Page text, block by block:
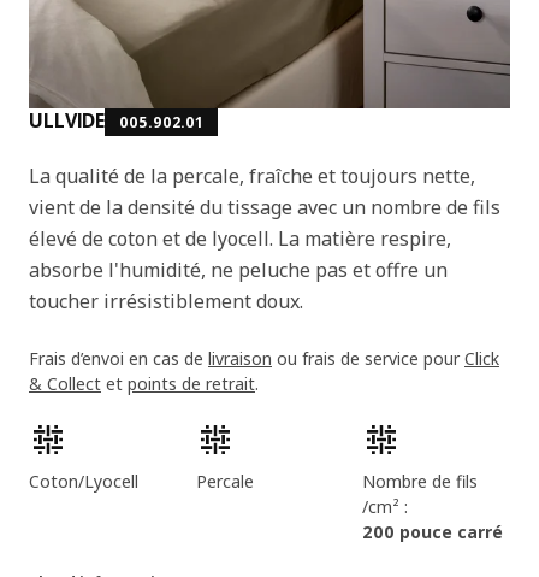
ULLVIDE 005.902.01
La qualité de la percale, fraîche et toujours nette,
vient de la densité du tissage avec un nombre de fils
élevé de coton et de lyocell. La matière respire,
absorbe l'humidité, ne peluche pas et offre un
toucher irrésistiblement doux.
Frais d’envoi en cas de livraison ou frais de service pour Click
& Collect et points de retrait.
Caractéristiques du produit
Coton/Lyocell Percale
Nombre de fils
/cm² :
200 pouce carré